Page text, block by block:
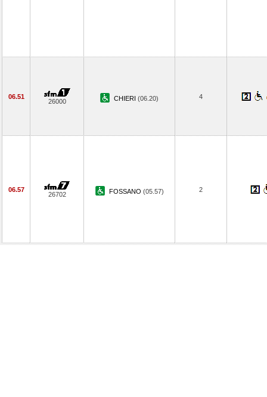
06.51
26000 CHIERI (06.20) 4
06.57
26702 FOSSANO (05.57) 2